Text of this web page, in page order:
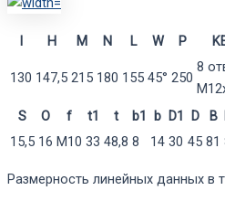
I H M N L W P
130 147,5 215 180 155 45° 250
8
S O f t1 t b1 b D1 D B
15,5 16 М10 33 48,8 8 14 30 45 81
Размерность линейных данных в